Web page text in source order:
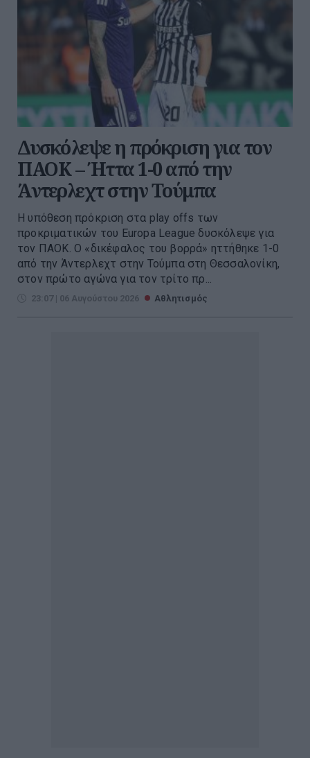
Δυσκόλεψε η πρόκριση για τον
ΠΑΟΚ – Ήττα 1-0 από την
Άντερλεχτ στην Τούμπα
Η υπόθεση πρόκριση στα play offs των
προκριματικών του Europa League δυσκόλεψε για
τον ΠΑΟΚ. Ο «δικέφαλος του βορρά» ηττήθηκε 1-0
από την Άντερλεχτ στην Τούμπα στη Θεσσαλονίκη,
στον πρώτο αγώνα για τον τρίτο πρ...
23:07 | 06 Αυγούστου 2026 Αθλητισμός